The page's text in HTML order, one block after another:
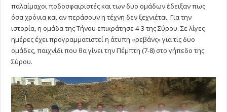
παλαίμαχοι ποδοσφαιριστές και των δυο ομάδων έδειξαν πως
όσα χρόνια και αν περάσουν η τέχνη δεν ξεχνιέται. Για την
ιστορία, η ομάδα της Τήνου επικράτησε 4-3 της Σύρου. Σε λίγες
ημέρες έχει προγραμματιστεί η άτυπη «ρεβάνς» για τις δυο
ομάδες, παιχνίδι που θα γίνει την Πέμπτη (7-8) στο γήπεδο της
Σύρου.